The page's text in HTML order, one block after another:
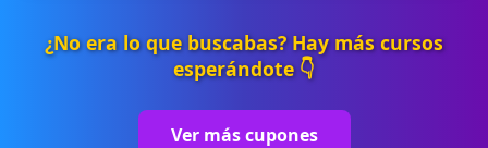
¿No era lo que buscabas? Hay más cursos
esperándote 👇
Ver más cupones